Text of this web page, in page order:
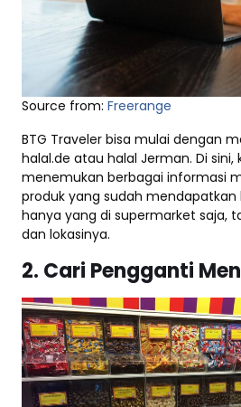
Source from: Freerange
BTG Traveler bisa mulai dengan
halal.de atau halal Jerman. Di sini,
menemukan berbagai informasi
produk yang sudah mendapatkan
hanya yang di supermarket saja,
dan lokasinya.
2. Cari Pengganti